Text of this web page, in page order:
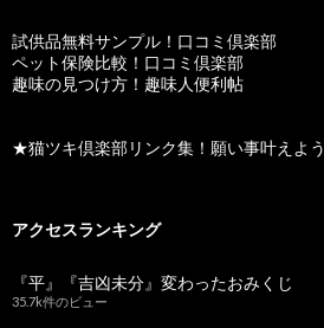
試供品無料サンプル！口コミ倶楽部
ペット保険比較！口コミ倶楽部
趣味の見つけ方！趣味人便利帖
★猫ツキ倶楽部リンク集！願い事叶えよう
アクセスランキング
『平』『吉凶未分』変わったおみくじ
35.7k件のビュー